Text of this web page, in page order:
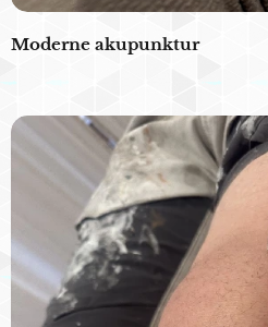
Moderne akupunktur